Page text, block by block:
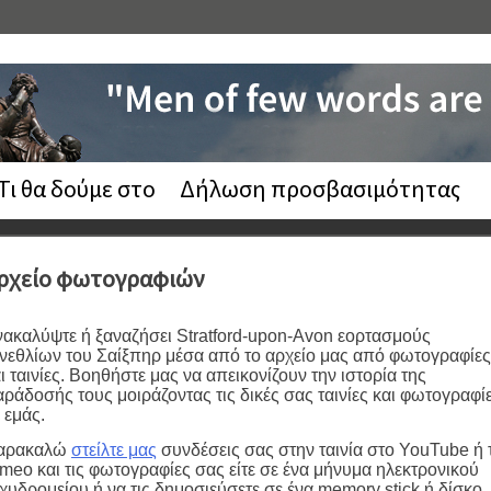
θα δούμε στο
Δήλωση προσβασιμότητας
φωτογραφιών
ή ξαναζήσει Stratford-upon-Avon εορτασμούς
του Σαίξπηρ μέσα από το αρχείο μας από φωτογραφίες
ταινίες. Βοηθήστε μας να απεικονίζουν την ιστορία της
τους μοιράζοντας τις δικές σας ταινίες και
εμάς.
στείλτε μας συνδέσεις σας στην ταινία στο YouTube ή
και τις φωτογραφίες σας είτε σε ένα μήνυμα ηλεκτρονικού